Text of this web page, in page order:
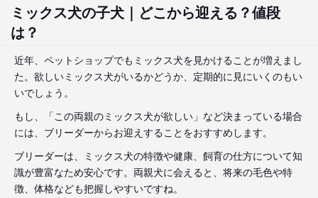
ミックス犬の子犬｜どこから迎える？値段
は？
近年、ペットショップでもミックス犬を見かけることが増えまし
た。欲しいミックス犬がいるかどうか、定期的に見にいくのもい
いでしょう。
もし、「この両親のミックス犬が欲しい」など決まっている場合
には、ブリーダーからお迎えすることをおすすめします。
ブリーダーは、ミックス犬の特徴や健康、飼育の仕方について知
識が豊富なため安心です。両親犬に会えると、将来の毛色や特
徴、体格なども把握しやすいですね。